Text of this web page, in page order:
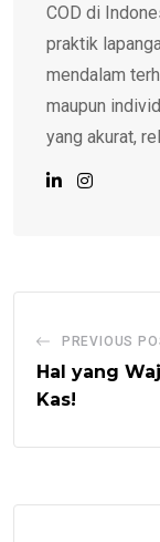
COD di
praktik
mendalam
maupun
yang akurat,
PREVIOUS
Hal yang
Kas!